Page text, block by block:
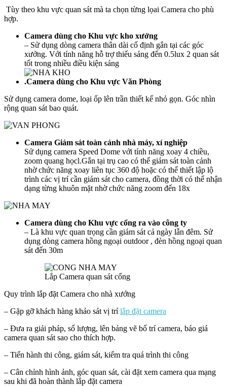
Tùy theo khu vực quan sát mà ta chọn từng lọai Camera cho phù
hợp.
Camera dùng cho Khu vực kho xưởng
– Sử dụng dòng camera thân dài cố định gắn tại các góc
xưởng. Với tính năng hỗ trợ thiếu sáng đến 0.5lux 2 quan sát
tốt trong nhiều điều kiện sáng
.Camera dùng cho Khu vực Văn Phòng
Sử dụng camera dome, loại ốp lên trần thiết kế nhỏ gọn. Góc nhìn
rộng quan sát bao quát.
Camera Giám sát toàn cảnh nhà máy, xí nghiệp
Sử dụng camera Speed Dome với tính năng xoay 4 chiều,
zoom quang họcl.Gắn tại trụ cao có thể giám sát toàn cảnh
nhờ chức năng xoay liên tục 360 độ hoặc có thể thiết lập lộ
trình các vị trí cần giám sát cho camera, đồng thời có thể nhận
dạng từng khuôn mặt nhờ chức năng zoom đến 18x
Camera dùng cho Khu vực cổng ra vào công ty
– Là khu vực quan trọng cần giám sát cả ngày lẫn đêm. Sử
dụng dòng camera hồng ngoại outdoor , đèn hồng ngoại quan
sát đến 30m
Lắp Camera quan sát cổng
Quy trình lắp đặt Camera cho nhà xướng
– Gặp gỡ khách hàng khảo sát vị trílắp đặt camera
– Đưa ra giải pháp, số lượng, lên bảng vẽ bố trí camera, báo giá
camera quan sát sao cho thích hợp.
– Tiến hành thi công, giám sát, kiểm tra quá trình thi công
– Cân chỉnh hình ảnh, góc quan sát, cài đặt xem camera qua mạng
sau khi đã hoàn thành lắp đặt camera